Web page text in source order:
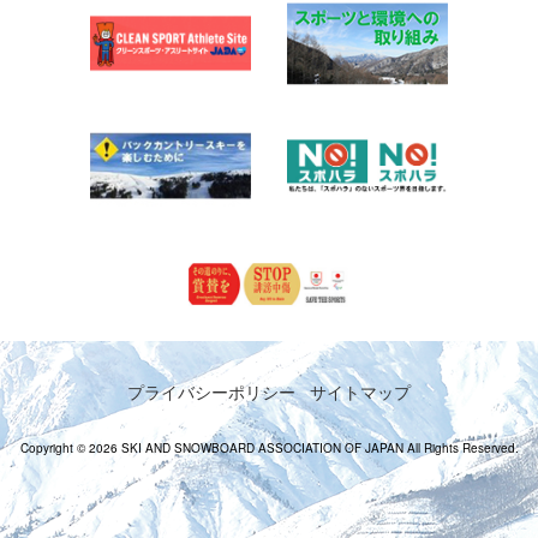
プライバシーポリシー サイトマップ
Copyright © 2026 SKI AND SNOWBOARD ASSOCIATION OF JAPAN All Rights Reserved.